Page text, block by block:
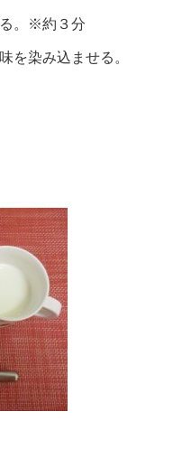
。※約３分
を染み込ませる。